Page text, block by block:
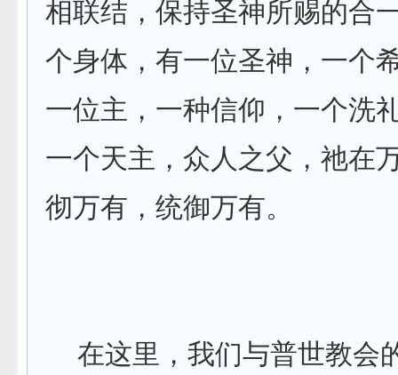
相联结，保持圣神所赐的合
个身体，有一位圣神，一个
一位主，一种信仰，一个洗
一个天主，众人之父，祂在
彻万有，统御万有。
在这里，我们与普世教会